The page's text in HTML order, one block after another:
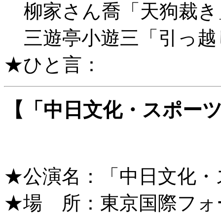
柳家さん喬「天狗裁
三遊亭小遊三「引っ
★ひと言：
【「中日文化・スポー
★公演名：「中日文化・
★場 所：東京国際フ